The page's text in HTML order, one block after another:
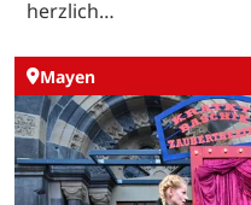
herzlich…
Mayen